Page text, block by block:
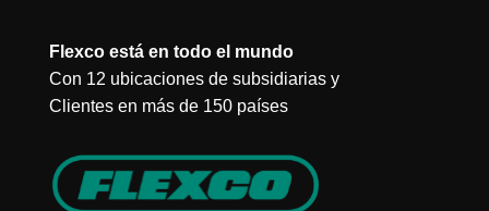
Flexco está en todo el mundo
Con 12 ubicaciones de subsidiarias y
Clientes en más de 150 países